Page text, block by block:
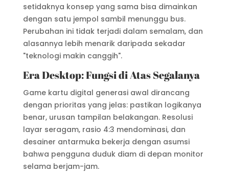
setidaknya konsep yang sama bisa dimainkan
dengan satu jempol sambil menunggu bus.
Perubahan ini tidak terjadi dalam semalam, dan
alasannya lebih menarik daripada sekadar
"teknologi makin canggih".
Era Desktop: Fungsi di Atas Segalanya
Game kartu digital generasi awal dirancang
dengan prioritas yang jelas: pastikan logikanya
benar, urusan tampilan belakangan. Resolusi
layar seragam, rasio 4:3 mendominasi, dan
desainer antarmuka bekerja dengan asumsi
bahwa pengguna duduk diam di depan monitor
selama berjam-jam.